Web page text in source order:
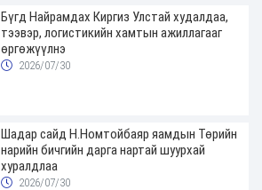
Бүгд Найрамдах Киргиз Улстай худалдаа,
тээвэр, логистикийн хамтын ажиллагааг
өргөжүүлнэ
2026/07/30
Шадар сайд Н.Номтойбаяр яамдын Төрийн
нарийн бичгийн дарга нартай шуурхай
хуралдлаа
2026/07/30